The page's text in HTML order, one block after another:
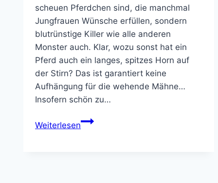
scheuen Pferdchen sind, die manchmal
Jungfrauen Wünsche erfüllen, sondern
blutrünstige Killer wie alle anderen
Monster auch. Klar, wozu sonst hat ein
Pferd auch ein langes, spitzes Horn auf
der Stirn? Das ist garantiert keine
Aufhängung für die wehende Mähne…
Insofern schön zu…
WeiterlesenUnicorns